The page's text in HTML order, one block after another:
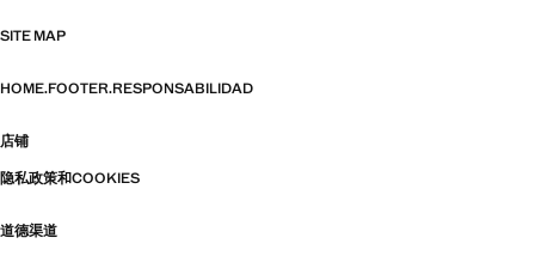
SITE MAP
HOME.FOOTER.RESPONSABILIDAD
店铺
隐私政策和COOKIES
道德渠道